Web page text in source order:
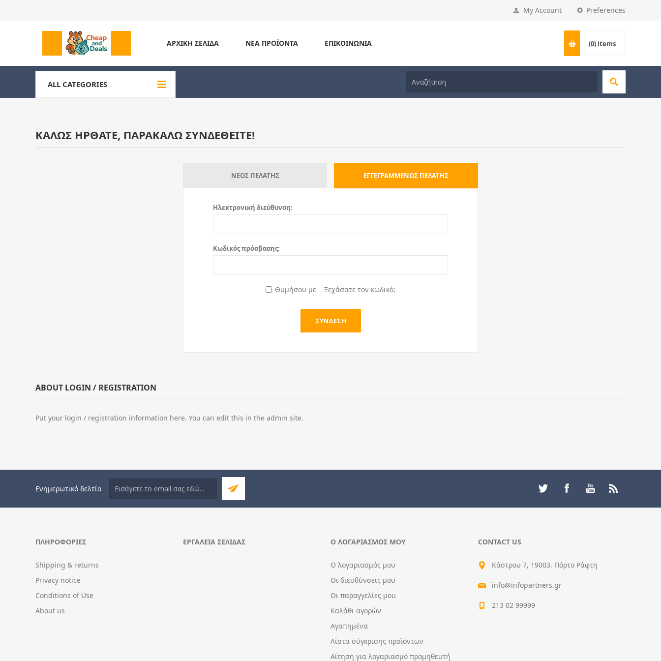
Preferences
My Account
ΑΡΧΙΚΉ ΣΕΛΊΔΑ ΝΈΑ ΠΡΟΪΌΝΤΑ ΕΠΙΚΟΙΝΩΝΊΑ (0) items
ALL CATEGORIES
ΚΑΛΏΣ ΉΡΘΑΤΕ, ΠΑΡΑΚΑΛΏ ΣΥΝΔΕΘΕΊΤΕ!
ΝΈΟΣ ΠΕΛΆΤΗΣ ΕΓΓΕΓΡΑΜΜΈΝΟΣ ΠΕΛΆΤΗΣ
Ηλεκτρονική διεύθυνση:
Κωδικός πρόσβασης:
Θυμήσου με Ξεχάσατε τον κωδικό;
ABOUT LOGIN / REGISTRATION
Put your login / registration information here. You can edit this in the admin site.
Ενημερωτικό δελτίο
ΠΛΗΡΟΦΟΡΊΕΣ
Shipping & returns
Privacy notice
Conditions of Use
About us
ΕΡΓΑΛΕΊΑ ΣΕΛΊΔΑΣ Ο ΛΟΓΑΡΙΑΣΜΌΣ ΜΟΥ
Ο λογαριασμός μου
Οι διευθύνσεις μου
Οι παραγγελίες μου
Καλάθι αγορών
Αγαπημένα
Λίστα σύγκρισης προϊόντων
Αίτηση για λογαριασμό προμηθευτή
CONTACT US
Κάστρου 7, 19003, Πόρτο Ράφτη
info@infopartners.gr
213 02 99999